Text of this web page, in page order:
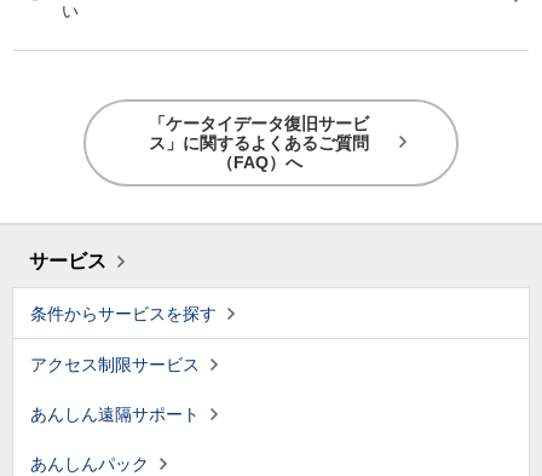
い
「ケータイデータ復旧サービ
ス」に関するよくあるご質問
（FAQ）へ
サービス
条件からサービスを探す
アクセス制限サービス
あんしん遠隔サポート
あんしんパック